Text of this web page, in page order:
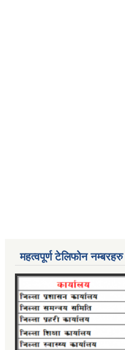
महत्वपूर्ण टेलिफोन नम्बरहरु